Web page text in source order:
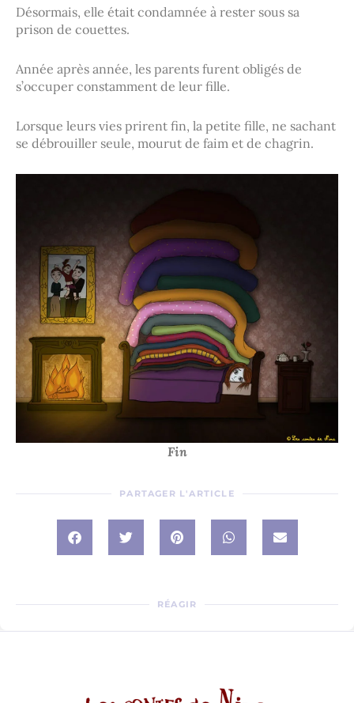
Désormais, elle était condamnée à rester sous sa
prison de couettes.
Année après année, les parents furent obligés de
s’occuper constamment de leur fille.
Lorsque leurs vies prirent fin, la petite fille, ne sachant
se débrouiller seule, mourut de faim et de chagrin.
Fin
PARTAGER L'ARTICLE
RÉAGIR